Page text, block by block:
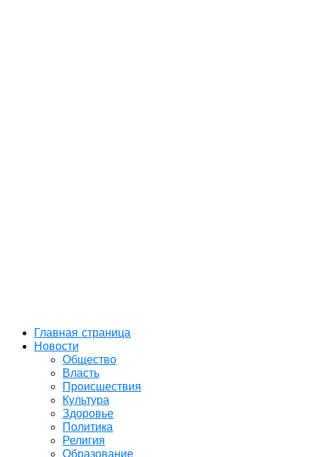
Главная страница
Новости
Общество
Власть
Происшествия
Культура
Здоровье
Политика
Религия
Образование